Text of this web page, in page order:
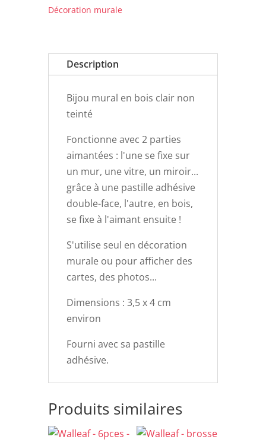
Décoration murale
Description
Bijou mural en bois clair non
teinté
Fonctionne avec 2 parties
aimantées : l'une se fixe sur
un mur, une vitre, un miroir...
grâce à une pastille adhésive
double-face, l'autre, en bois,
se fixe à l'aimant ensuite !
S'utilise seul en décoration
murale ou pour afficher des
cartes, des photos...
Dimensions : 3,5 x 4 cm
environ
Fourni avec sa pastille
adhésive.
Produits similaires